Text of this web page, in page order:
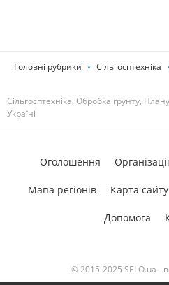
Головні рубрики Сільгосптехніка
Сільгосптехніка, Обробка грунту,
Україні
© 2015-2025 SELO.ua -
Оголошення Організації
Мапа регіонів Карта сайту
Допомога